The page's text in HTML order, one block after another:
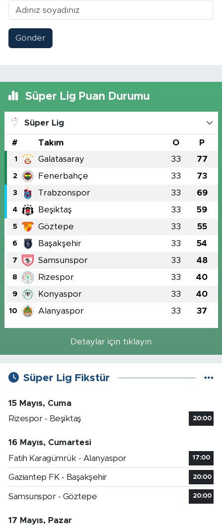
Gönder
Süper Lig Puan Durumu
Süper Lig
# Takım O P
1 Galatasaray 33 77
2 Fenerbahçe 33 73
3 Trabzonspor 33 69
4 Beşiktaş 33 59
5 Göztepe 33 55
6 Başakşehir 33 54
7 Samsunspor 33 48
8 Rizespor 33 40
9 Konyaspor 33 40
10 Alanyaspor 33 37
Detaylar için tıklayın
Süper Lig Fikstür
15 Mayıs, Cuma
Rizespor - Beşiktaş
20:00
16 Mayıs, Cumartesi
Fatih Karagümrük - Alanyaspor
17:00
Gaziantep FK - Başakşehir 20:00
Samsunspor - Göztepe 20:00
17 Mayıs, Pazar